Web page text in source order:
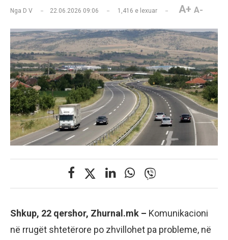
Nga D V 22.06.2026 09:06 1,416 e lexuar A+ A-
Shkup, 22 qershor, Zhurnal.mk – Komunikacioni
në rrugët shtetërore po zhvillohet pa probleme, në